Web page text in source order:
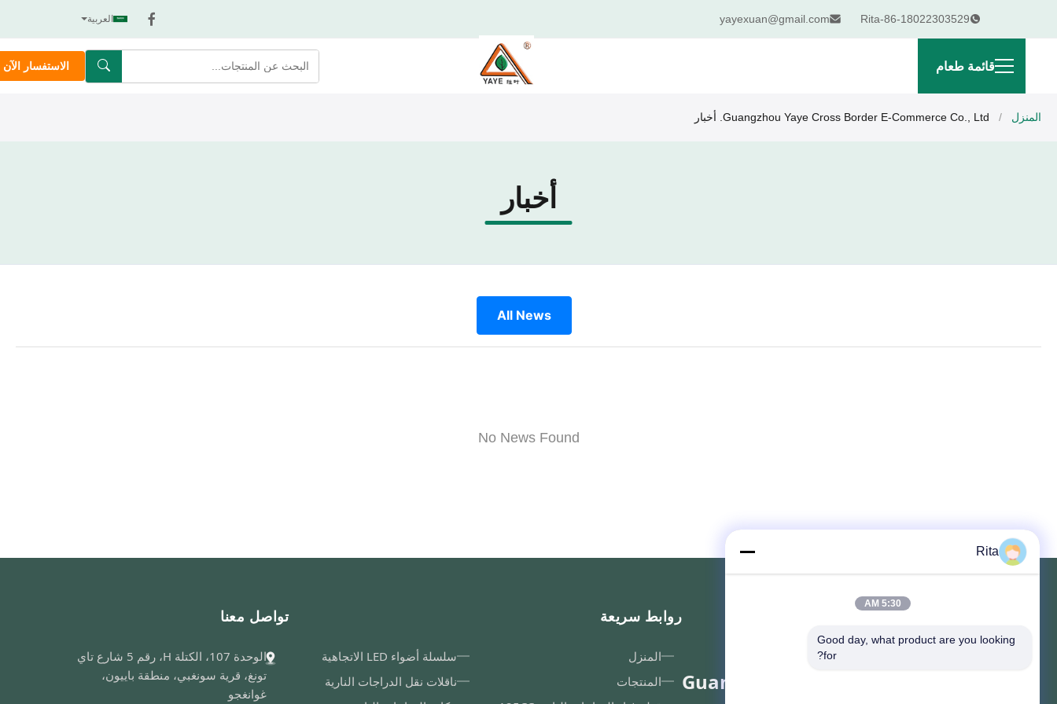
Rita-86-18022303529
yayexuan@gmail.com العربية
قائمة طعام الاستفسار الآن
المنزل / Guangzhou Yaye Cross Border E-Commerce Co., Ltd. أخبار
أخبار
All News
No News Found
Guangzhou Yaye Cross Border E-
روابط سريعة
المنزل
المنتجات
سلسلة أضواء LED الاتجاهية
ناقلات نقل الدراجات النارية
تواصل معنا
الوحدة 107، الكتلة H، رقم 5 شارع تاي
تونغ، قرية سونغبي، منطقة باييون،
غوانغجو
Rita
5:30 AM
Good day, what product are you looking
for?